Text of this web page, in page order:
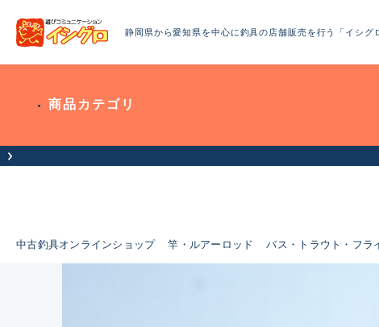
静岡県から愛知県を中心に釣具の店舗販売を行う「イシグ
商品カテゴリ
中古釣具オンラインショップ 竿・ルアーロッド バス・トラウト・フラ